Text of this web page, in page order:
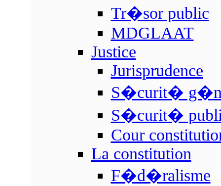
Tr�sor public
MDGLAAT
Justice
Jurisprudence
S�curit�
S�curit�
Cour
La constitution
F�d�ralisme